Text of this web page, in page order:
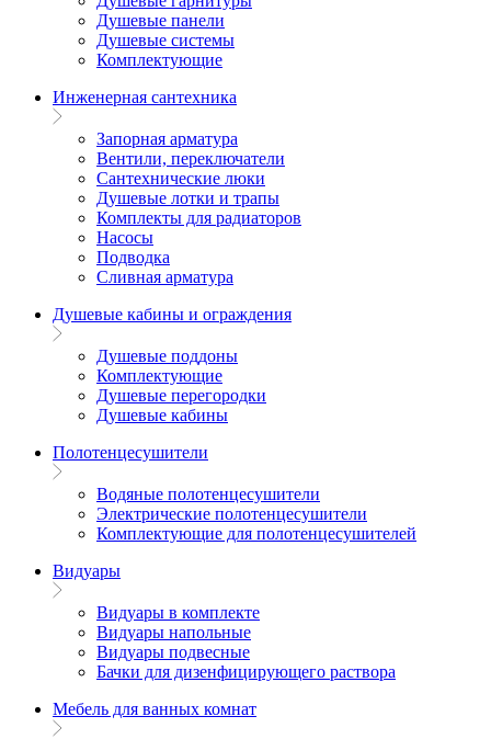
Душевые панели
Душевые системы
Комплектующие
Инженерная сантехника
Запорная арматура
Вентили, переключатели
Сантехнические люки
Душевые лотки и трапы
Комплекты для радиаторов
Насосы
Подводка
Сливная арматура
Душевые кабины и ограждения
Душевые поддоны
Комплектующие
Душевые перегородки
Душевые кабины
Полотенцесушители
Водяные полотенцесушители
Электрические полотенцесушители
Комплектующие для полотенцесушителей
Видуары
Видуары в комплекте
Видуары напольные
Видуары подвесные
Бачки для дизенфицирующего раствора
Мебель для ванных комнат